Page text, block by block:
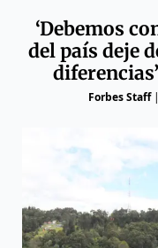
‘Debemos
del país deje
Forbes Staff|